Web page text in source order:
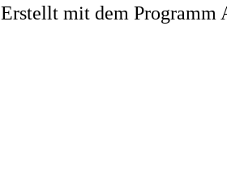
Erstellt mit dem